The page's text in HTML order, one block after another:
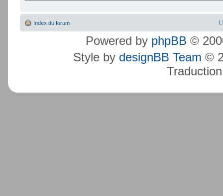
Index du forum
Powered by phpBB ©
Style by designBB Team ©